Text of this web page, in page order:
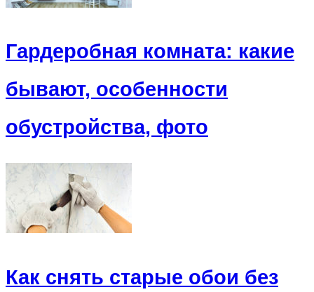
Гардеробная комната: какие
бывают, особенности
обустройства, фото
Как снять старые обои без